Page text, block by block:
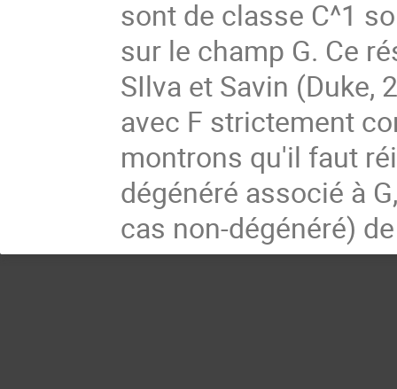
sont de classe C^1
sur le champ G. Ce
SIlva et Savin (Duke,
avec F strictement
montrons qu'il faut
dégénéré associé à
cas non-dégénéré)